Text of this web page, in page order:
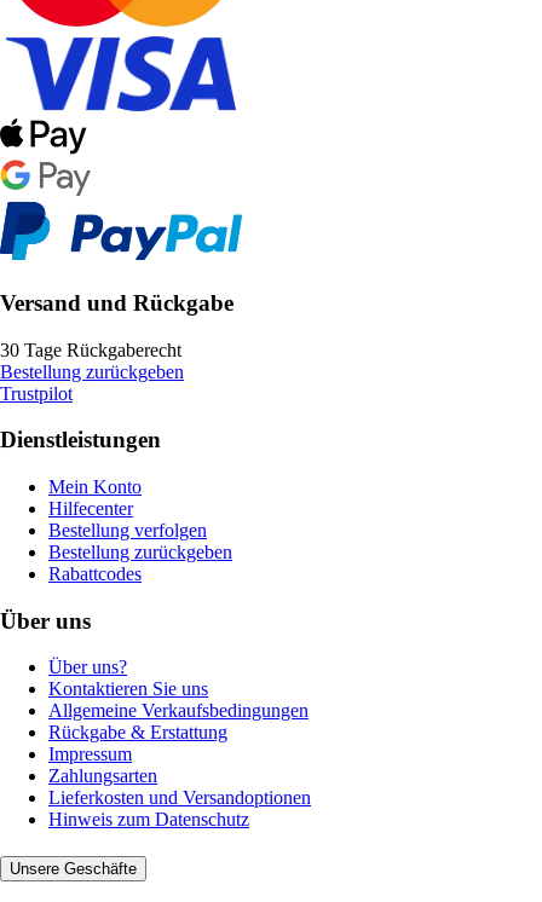
Versand und Rückgabe
30 Tage Rückgaberecht
Bestellung zurückgeben
Trustpilot
Dienstleistungen
Mein Konto
Hilfecenter
Bestellung verfolgen
Bestellung zurückgeben
Rabattcodes
Über uns
Über uns?
Kontaktieren Sie uns
Allgemeine Verkaufsbedingungen
Rückgabe & Erstattung
Impressum
Zahlungsarten
Lieferkosten und Versandoptionen
Hinweis zum Datenschutz
Unsere Geschäfte